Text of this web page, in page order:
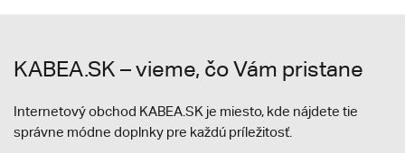
KABEA.SK – vieme, čo Vám pristane
Internetový obchod KABEA.SK je miesto, kde nájdete tie
správne módne doplnky pre každú príležitosť.